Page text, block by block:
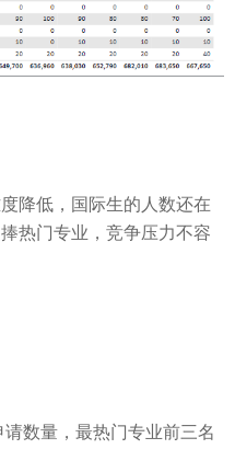
降低，国际生的人数还在
热门专业，竞争压力不容
请数量， 最热门专业前三名